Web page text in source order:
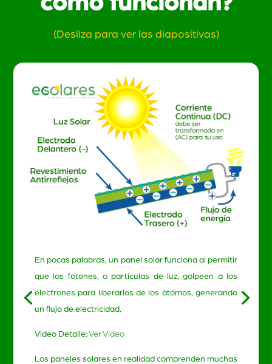
(Desliza para ver las diapositivas)
En pocas palabras, un panel solar funciona al permitir
que los fotones, o partículas de luz, golpeen a los
electrones para liberarlos de los átomos, generando
un flujo de electricidad.
Video Detalle:Ver Vídeo
Los paneles solares en realidad comprenden muchas